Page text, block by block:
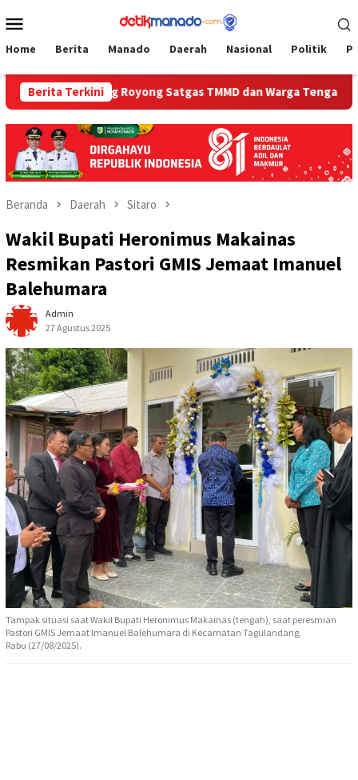
ke
Mobile
Home Berita Manado Daerah Nasional Politik
Berita Terkini
Royong Satgas TMMD dan Warga Tengaran Betonisasi
Beranda Daerah Sitaro
Wakil Bupati Heronimus Makainas
Resmikan Pastori GMIS Jemaat Imanuel
Balehumara
Admin
27 Agustus 2025
Tampak situasi saat Wakil Bupati Heronimus Makainas (tengah), saat peresmian
Pastori GMIS Jemaat Imanuel Balehumara di Kecamatan Tagulandang,
Rabu (27/08/2025).